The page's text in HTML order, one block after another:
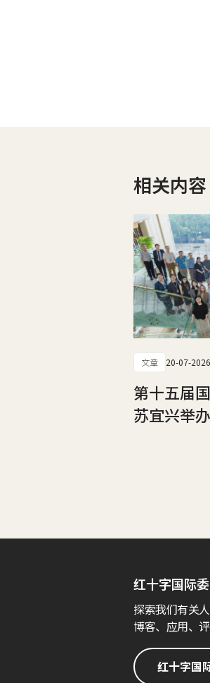
相关内容
文章 20-07-2026
第十五届
苏宜兴举办
红十字国际
探索我们有关
博客、应用、
红十字国